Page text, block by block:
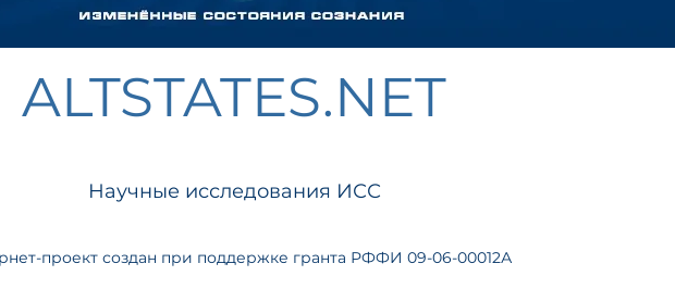
ALTSTATES.NET
Научные исследования ИСС
проект создан при поддержке гранта РФФИ 09-06-00012А